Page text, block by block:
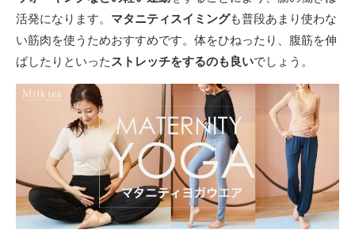
活発になります。 マタニティスイミングも普段あまり使わな
い筋肉を使うためおすすめです。体をひねったり、腹筋を伸
ばしたりといったストレッチをするのも良いでしょう。